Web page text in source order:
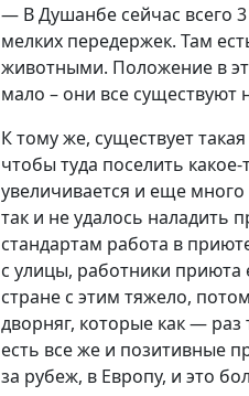
— В Душанбе сейчас всего
мелких передержек. Там
животными. Положение в
мало – они все
К тому же, существует
чтобы туда поселить
увеличивается и еще
так и не удалось наладить
стандартам работа в
с улицы, работники
стране с этим тяжело,
дворняг, которые как —
есть все же и позитивные
за рубеж, в Европу, и это